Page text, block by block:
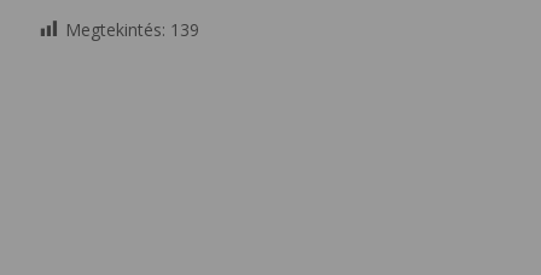
Megtekintés: 139